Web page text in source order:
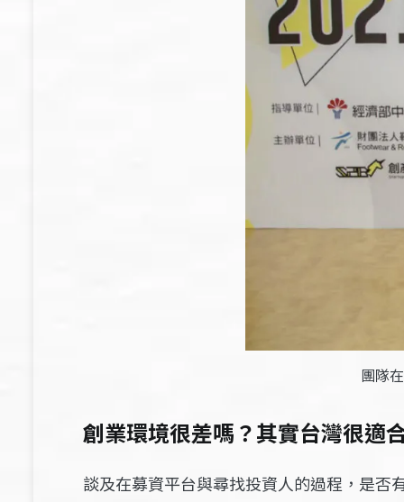
團隊
創業環境很差嗎？其實台灣很適
談及在募資平台與尋找投資人的過程，是否